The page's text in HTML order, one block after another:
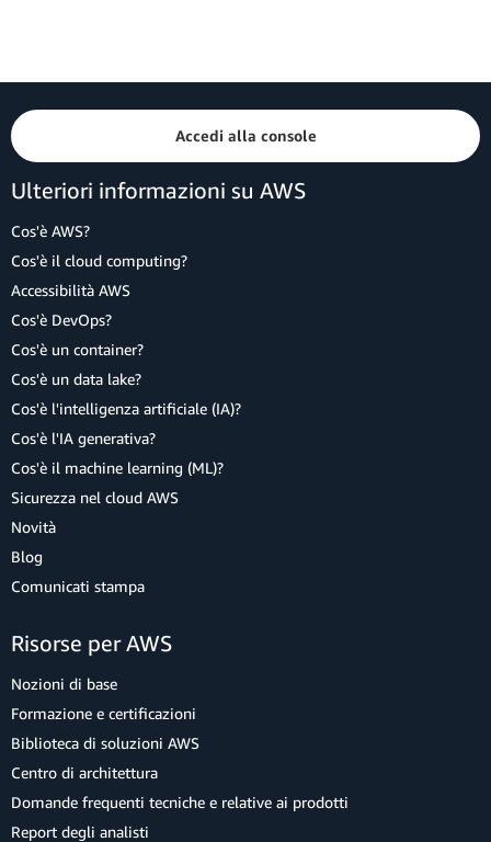
Accedi alla console
Ulteriori informazioni su AWS
Cos'è AWS?
Cos'è il cloud computing?
Accessibilità AWS
Cos'è DevOps?
Cos'è un container?
Cos'è un data lake?
Cos'è l'intelligenza artificiale (IA)?
Cos'è l'IA generativa?
Cos'è il machine learning (ML)?
Sicurezza nel cloud AWS
Novità
Blog
Comunicati stampa
Risorse per AWS
Nozioni di base
Formazione e certificazioni
Biblioteca di soluzioni AWS
Centro di architettura
Domande frequenti tecniche e relative ai prodotti
Report degli analisti